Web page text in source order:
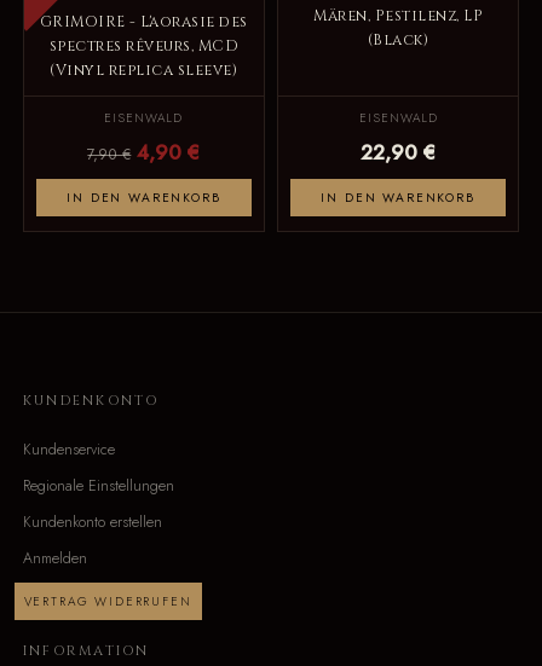
GRIMOIRE - L'aorasie des
spectres rêveurs, MCD
(Vinyl replica sleeve)
EISENWALD
7,90 € 4,90 €
IN DEN WARENKORB
Mären, Pestilenz, LP
(Black)
EISENWALD
22,90 €
IN DEN WARENKORB
KUNDENKONTO
Kundenservice
Regionale Einstellungen
Kundenkonto erstellen
Anmelden
VERTRAG WIDERRUFEN
INFORMATION